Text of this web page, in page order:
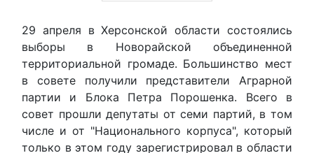
29 апреля в Херсонской области состоялись
выборы в Новорайской объединенной
территориальной громаде. Большинство мест
в совете получили представители Аграрной
партии и Блока Петра Порошенка. Всего в
совет прошли депутаты от семи партий, в том
числе и от "Национального корпуса", который
только в этом году зарегистрировал в области